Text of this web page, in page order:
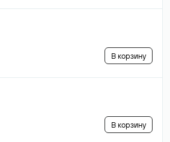
В корзину
В корзину